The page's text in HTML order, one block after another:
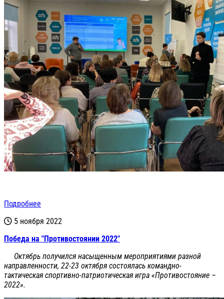
Подробнее
5 ноября 2022
Победа на "Противостоянии 2022"
Октябрь получился насыщенным мероприятиями разной
направленности, 22-23 октября состоялась командно-
тактическая спортивно-патриотическая игра «Противостояние –
2022».